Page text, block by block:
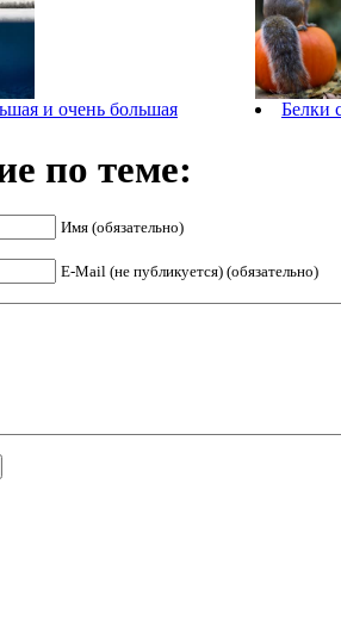
и очень большая Белки
по теме:
Имя (обязательно)
E-Mail (не публикуется) (обязательно)